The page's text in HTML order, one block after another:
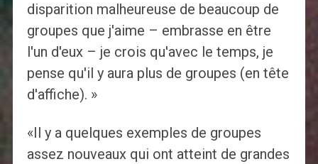
disparition malheureuse de beaucoup de
groupes que j'aime – embrasse en être
l'un d'eux – je crois qu'avec le temps, je
pense qu'il y aura plus de groupes (en tête
d'affiche). »
«Il y a quelques exemples de groupes
assez nouveaux qui ont atteint de grandes